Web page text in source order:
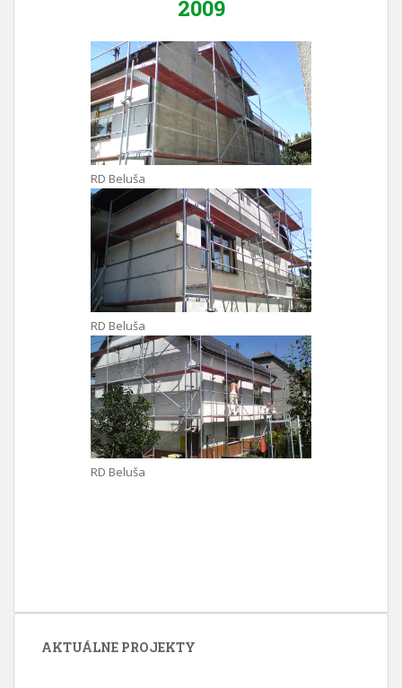
2009
RD Beluša
RD Beluša
RD Beluša
AKTUÁLNE PROJEKTY